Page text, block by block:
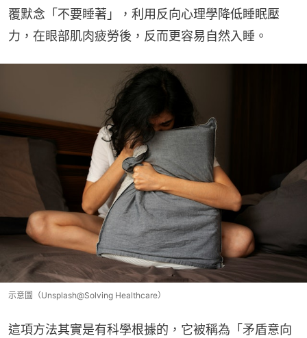
覆默念「不要睡著」，利用反向心理學降低睡眠壓
力，在眼部肌肉疲勞後，反而更容易自然入睡。
示意圖（Unsplash@Solving Healthcare）
這項方法其實是有科學根據的，它被稱為「矛盾意向